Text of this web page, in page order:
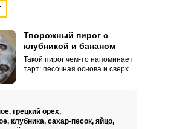
Творожный пирог с
клубникой и бананом
Такой пирог чем-то напоминает
тарт: песочная основа и сверху
поэтому больше оправдывает
«звание» пирога.
грецкий орех,
клубника, сахар-песок, яйцо,
меня
НЕ ЗАРЕГИСТРИРОВАННЫ?